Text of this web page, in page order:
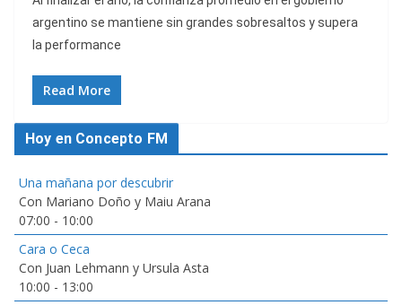
argentino se mantiene sin grandes sobresaltos y supera
la performance
Read More
Hoy en Concepto FM
Una mañana por descubrir
Con Mariano Doño y Maiu Arana
07:00 - 10:00
Cara o Ceca
Con Juan Lehmann y Ursula Asta
10:00 - 13:00